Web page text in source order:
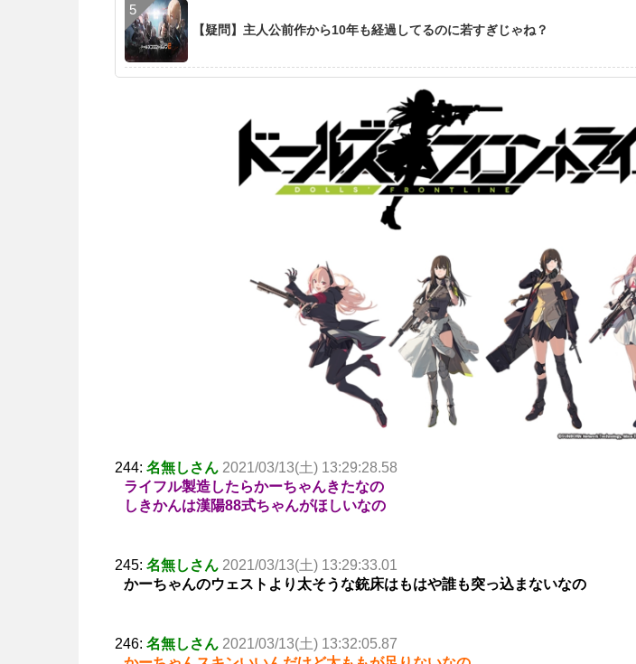
【疑問】主人公前作から10年も経過してるのに若すぎじゃね？
244: 名無しさん 2021/03/13(土) 13:29:28.58
ライフル製造したらかーちゃんきたなの
しきかんは漢陽88式ちゃんがほしいなの
245: 名無しさん 2021/03/13(土) 13:29:33.01
かーちゃんのウェストより太そうな銃床はもはや誰も突っ込まないなの
246: 名無しさん 2021/03/13(土) 13:32:05.87